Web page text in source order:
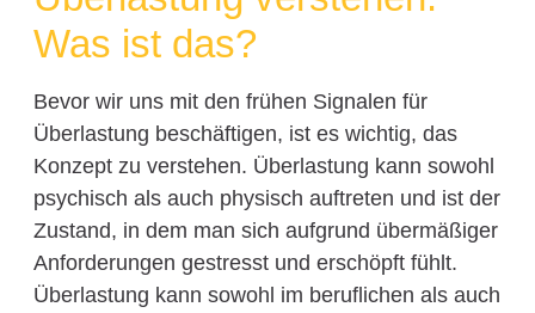
Was ist das?
Bevor wir uns mit den frühen Signalen für
Überlastung beschäftigen, ist es wichtig, das
Konzept zu verstehen. Überlastung kann sowohl
psychisch als auch physisch auftreten und ist der
Zustand, in dem man sich aufgrund übermäßiger
Anforderungen gestresst und erschöpft fühlt.
Überlastung kann sowohl im beruflichen als auch